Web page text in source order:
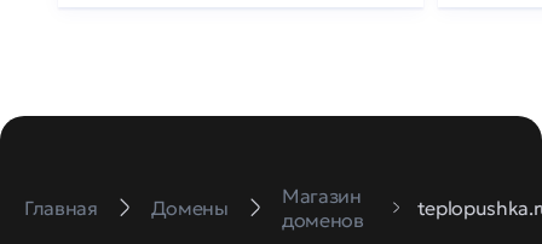
Главная Домены
Магазин
доменов